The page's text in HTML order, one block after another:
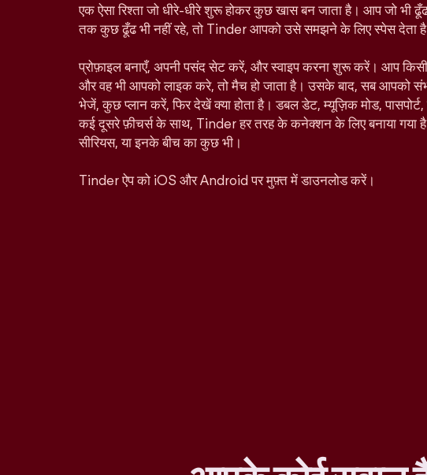
एक ऐसा रिश्ता जो धीरे-धीरे शुरू होकर कुछ खास बन जाता है। आप जो भी
तक कुछ ढूँढ भी नहीं रहे, तो Tinder आपको उसे समझने के लिए स्पेस देता
प्रोफ़ाइल बनाएँ, अपनी पसंद सेट करें, और स्वाइप करना शुरू करें। आप
और वह भी आपको लाइक करे, तो मैच हो जाता है। उसके बाद, सब आपको
भेजें, कुछ प्लान करें, फिर देखें क्या होता है। डबल डेट, म्यूज़िक मोड,
कई दूसरे फ़ीचर्स के साथ, Tinder हर तरह के कनेक्शन के लिए बनाया
सीरियस, या इनके बीच का कुछ भी।
Tinder ऐप को iOS और Android पर मुफ़्त में डाउनलोड करें।